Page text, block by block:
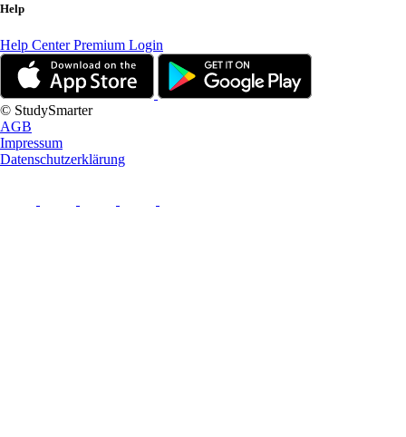
Help
Help CenterPremium Login
© StudySmarter
AGB
Impressum
Datenschutzerklärung